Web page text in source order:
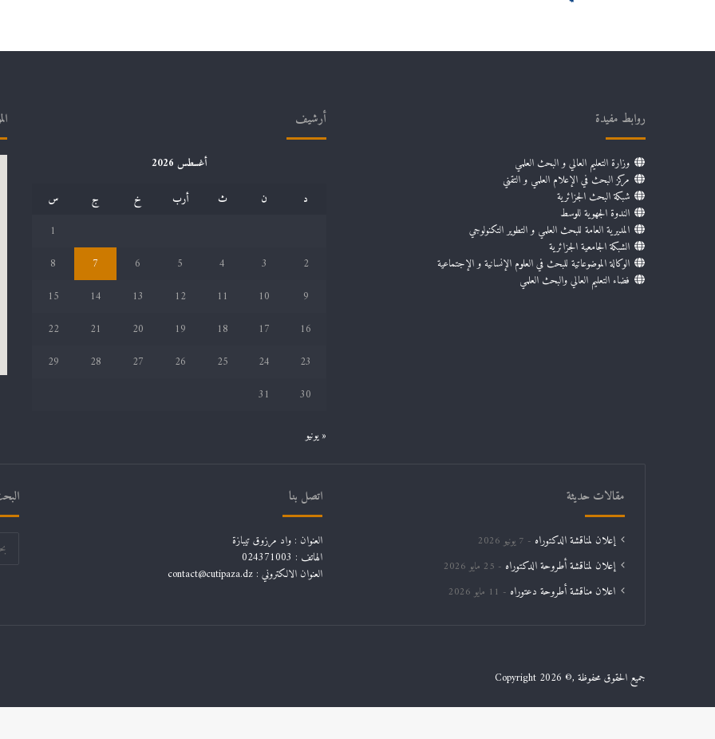
روابط مفيدة
وزارة التعليم العالي و البحث العلمي
مركز البحث في الإعلام العلمي و التقني
شبكة البحث الجزائرية
الندوة الجهوية للوسط
المديرية العامة للبحث العلمي و التطوير التكنولوجي
الشبكة الجامعية الجزائرية
الوكالة الموضوعاتية للبحث في العلوم الإنسانية و الإجتماعية
فضاء التعليم العالي والبحث العلمي
أرشيف
أغسطس 2026
د
ن ث أرب خ ج
س
1
2
3
4
5
6
7
8
9
10
11
12
13
14
15
16
17
18
19
20
21
22
23
24
25
26
27
28
29
30
31
« يونيو
مقالات حديثة
إعلان لمناقشة الدكتوراه 7 يونيو 2026
إعلان لمناقشة أطروحة الدكتوراه 25 مايو 2026
اعلان مناقشة أطروحة دعتوراه 11 مايو 2026
اتصل بنا
العنوان : واد مرزوق تيبازة
الهاتف : 024371003
العنوان الالكتروني : contact@cutipaza.dz
جميع الحقوق محفوظة ,© Copyright 2026